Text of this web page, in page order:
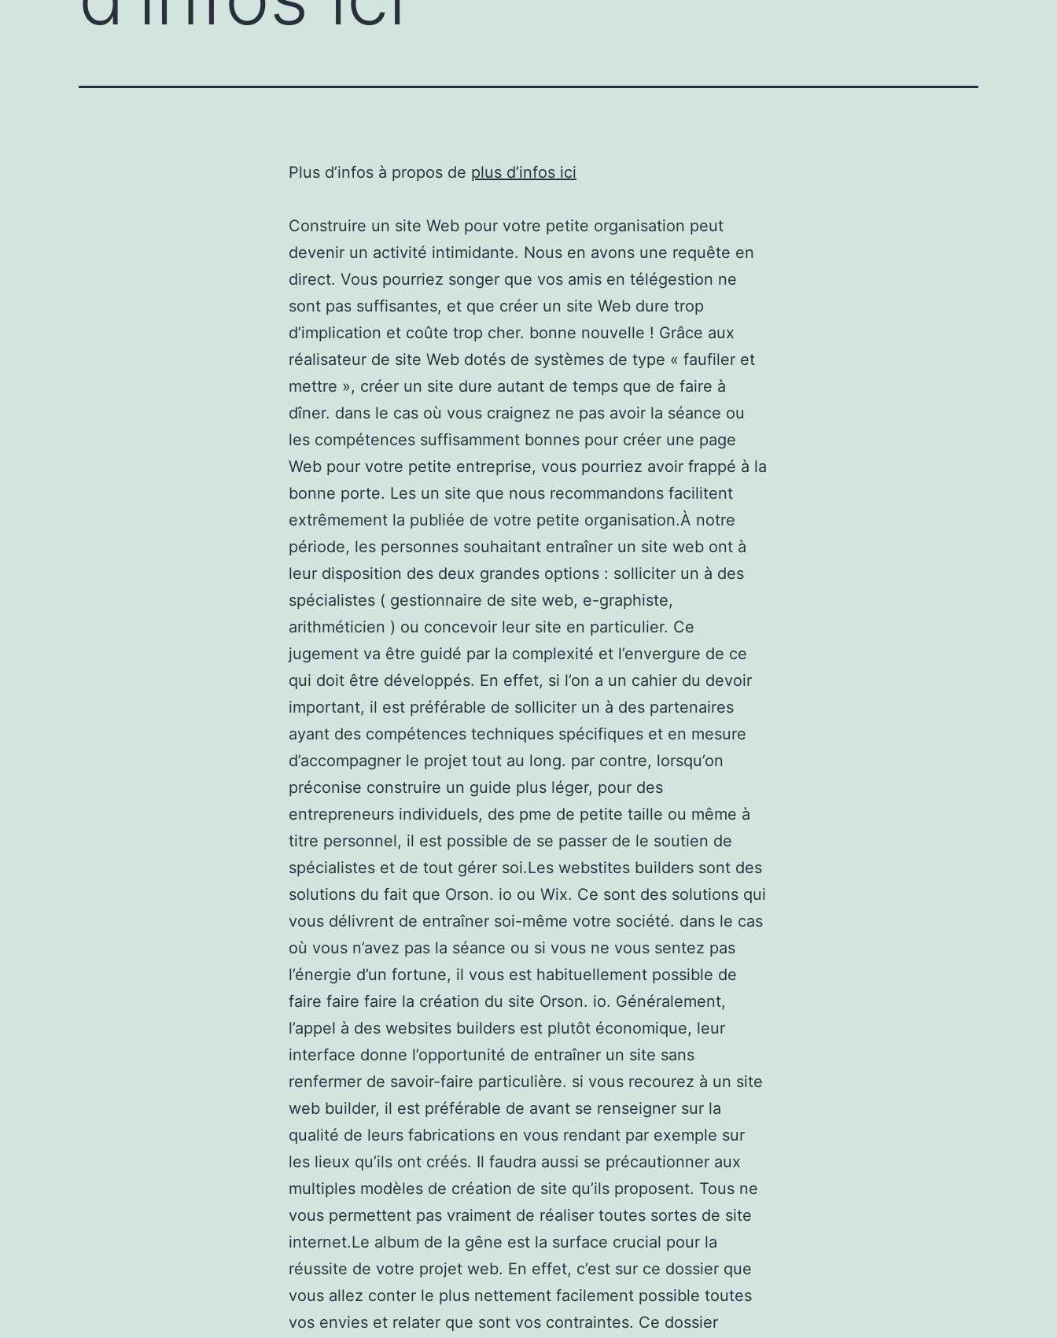
Plus d’infos à propos de plus d’infos ici
Construire un site Web pour votre petite organisation peut
devenir un activité intimidante. Nous en avons une requête en
direct. Vous pourriez songer que vos amis en télégestion ne
sont pas suffisantes, et que créer un site Web dure trop
d’implication et coûte trop cher. bonne nouvelle ! Grâce aux
réalisateur de site Web dotés de systèmes de type « faufiler et
mettre », créer un site dure autant de temps que de faire à
dîner. dans le cas où vous craignez ne pas avoir la séance ou
les compétences suffisamment bonnes pour créer une page
Web pour votre petite entreprise, vous pourriez avoir frappé à la
bonne porte. Les un site que nous recommandons facilitent
extrêmement la publiée de votre petite organisation.À notre
période, les personnes souhaitant entraîner un site web ont à
leur disposition des deux grandes options : solliciter un à des
spécialistes ( gestionnaire de site web, e-graphiste,
arithméticien ) ou concevoir leur site en particulier. Ce
jugement va être guidé par la complexité et l’envergure de ce
qui doit être développés. En effet, si l’on a un cahier du devoir
important, il est préférable de solliciter un à des partenaires
ayant des compétences techniques spécifiques et en mesure
d’accompagner le projet tout au long. par contre, lorsqu’on
préconise construire un guide plus léger, pour des
entrepreneurs individuels, des pme de petite taille ou même à
titre personnel, il est possible de se passer de le soutien de
spécialistes et de tout gérer soi.Les webstites builders sont des
solutions du fait que Orson. io ou Wix. Ce sont des solutions qui
vous délivrent de entraîner soi-même votre société. dans le cas
où vous n’avez pas la séance ou si vous ne vous sentez pas
l’énergie d’un fortune, il vous est habituellement possible de
faire faire faire la création du site Orson. io. Généralement,
l’appel à des websites builders est plutôt économique, leur
interface donne l’opportunité de entraîner un site sans
renfermer de savoir-faire particulière. si vous recourez à un site
web builder, il est préférable de avant se renseigner sur la
qualité de leurs fabrications en vous rendant par exemple sur
les lieux qu’ils ont créés. Il faudra aussi se précautionner aux
multiples modèles de création de site qu’ils proposent. Tous ne
vous permettent pas vraiment de réaliser toutes sortes de site
internet.Le album de la gêne est la surface crucial pour la
réussite de votre projet web. En effet, c’est sur ce dossier que
vous allez conter le plus nettement facilement possible toutes
vos envies et relater que sont vos contraintes. Ce dossier